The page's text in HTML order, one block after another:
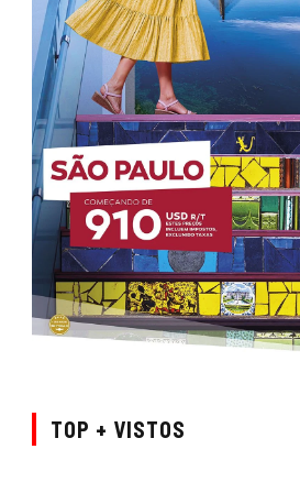
TOP + VISTOS